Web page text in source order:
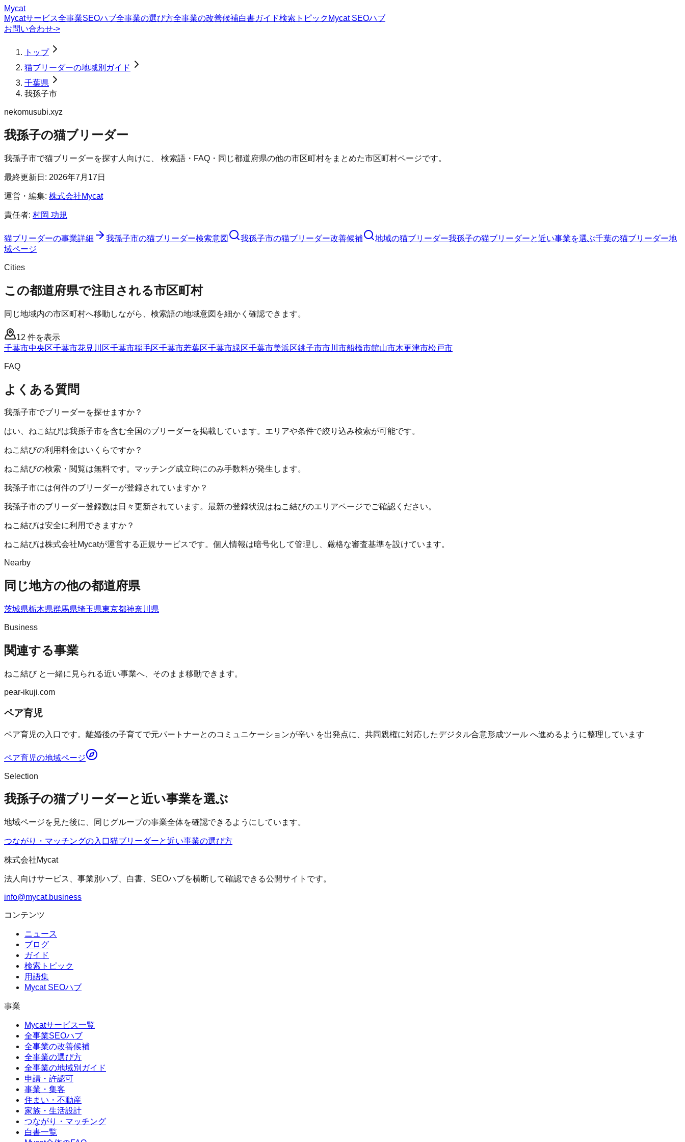
Mycat
Mycatサービス全事業SEOハブ全事業の選び方全事業の改善候補白書ガイド検索トピック Mycat SEOハブ
お問い合わせ->
トップ
猫ブリーダーの地域別ガイド
千葉県
我孫子市
nekomusubi.xyz
我孫子の猫ブリーダー
我孫子市で猫ブリーダーを探す人向けに、 検索語・FAQ・同じ都道府県の他の市区町村をまとめた市区町村ページです。
最終更新日: 2026年7月17日
運営・編集: 株式会社Mycat
責任者: 村岡 功規
猫ブリーダーの事業詳細 我孫子市の猫ブリーダー検索意図 我孫子市の猫ブリーダー改善候補 地域の猫ブリーダー我孫子の猫ブリーダーと近い事業を選ぶ千葉の猫ブリーダー地
域ページ
Cities
この都道府県で注目される市区町村
同じ地域内の市区町村へ移動しながら、検索語の地域意図を細かく確認できます。
12 件を表示
千葉市中央区千葉市花見川区千葉市稲毛区千葉市若葉区千葉市緑区千葉市美浜区銚子市市川市船橋市館山市木更津市松戸市
FAQ
よくある質問
我孫子市でブリーダーを探せますか？
はい、ねこ結びは我孫子市を含む全国のブリーダーを掲載しています。エリアや条件で絞り込み検索が可能です。
ねこ結びの利用料金はいくらですか？
ねこ結びの検索・閲覧は無料です。マッチング成立時にのみ手数料が発生します。
我孫子市には何件のブリーダーが登録されていますか？
我孫子市のブリーダー登録数は日々更新されています。最新の登録状況はねこ結びのエリアページでご確認ください。
ねこ結びは安全に利用できますか？
ねこ結びは株式会社Mycatが運営する正規サービスです。個人情報は暗号化して管理し、厳格な審査基準を設けています。
Nearby
同じ地方の他の都道府県
茨城県栃木県群馬県埼玉県東京都神奈川県
Business
関連する事業
ねこ結びと一緒に見られる近い事業へ、そのまま移動できます。
pear-ikuji.com
ペア育児
ペア育児の入口です。離婚後の子育てで元パートナーとのコミュニケーションが辛い を出発点に、共同親権に対応したデジタル合意形成ツール へ進めるように整理しています
ペア育児の地域ページ
Selection
我孫子の猫ブリーダーと近い事業を選ぶ
地域ページを見た後に、同じグループの事業全体を確認できるようにしています。
つながり・マッチングの入口猫ブリーダーと近い事業の選び方
株式会社Mycat
法人向けサービス、事業別ハブ、白書、SEOハブを横断して確認できる公開サイトです。
info@mycat.business
コンテンツ
ニュース
ブログ
ガイド
検索トピック
用語集
Mycat SEOハブ
事業
Mycatサービス一覧
全事業SEOハブ
全事業の改善候補
全事業の選び方
全事業の地域別ガイド
申請・許認可
事業・集客
住まい・不動産
家族・生活設計
つながり・マッチング
白書一覧